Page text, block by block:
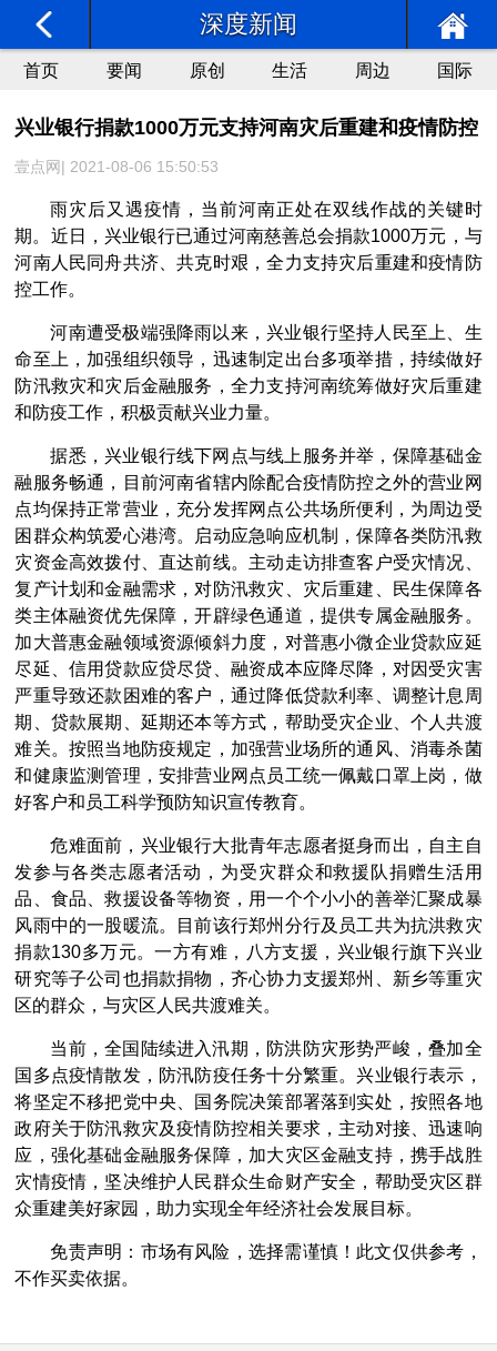
深度新闻
首页 要闻 原创 生活 周边 国际
兴业银行捐款1000万元支持河南灾后重建和疫情防控
壹点网| 2021-08-06 15:50:53
雨灾后又遇疫情，当前河南正处在双线作战的关键时
期。近日，兴业银行已通过河南慈善总会捐款1000万元，与
河南人民同舟共济、共克时艰，全力支持灾后重建和疫情防
控工作。
河南遭受极端强降雨以来，兴业银行坚持人民至上、生
命至上，加强组织领导，迅速制定出台多项举措，持续做好
防汛救灾和灾后金融服务，全力支持河南统筹做好灾后重建
和防疫工作，积极贡献兴业力量。
据悉，兴业银行线下网点与线上服务并举，保障基础金
融服务畅通，目前河南省辖内除配合疫情防控之外的营业网
点均保持正常营业，充分发挥网点公共场所便利，为周边受
困群众构筑爱心港湾。启动应急响应机制，保障各类防汛救
灾资金高效拨付、直达前线。主动走访排查客户受灾情况、
复产计划和金融需求，对防汛救灾、灾后重建、民生保障各
类主体融资优先保障，开辟绿色通道，提供专属金融服务。
加大普惠金融领域资源倾斜力度，对普惠小微企业贷款应延
尽延、信用贷款应贷尽贷、融资成本应降尽降，对因受灾害
严重导致还款困难的客户，通过降低贷款利率、调整计息周
期、贷款展期、延期还本等方式，帮助受灾企业、个人共渡
难关。按照当地防疫规定，加强营业场所的通风、消毒杀菌
和健康监测管理，安排营业网点员工统一佩戴口罩上岗，做
好客户和员工科学预防知识宣传教育。
危难面前，兴业银行大批青年志愿者挺身而出，自主自
发参与各类志愿者活动，为受灾群众和救援队捐赠生活用
品、食品、救援设备等物资，用一个个小小的善举汇聚成暴
风雨中的一股暖流。目前该行郑州分行及员工共为抗洪救灾
捐款130多万元。一方有难，八方支援，兴业银行旗下兴业
研究等子公司也捐款捐物，齐心协力支援郑州、新乡等重灾
区的群众，与灾区人民共渡难关。
当前，全国陆续进入汛期，防洪防灾形势严峻，叠加全
国多点疫情散发，防汛防疫任务十分繁重。兴业银行表示，
将坚定不移把党中央、国务院决策部署落到实处，按照各地
政府关于防汛救灾及疫情防控相关要求，主动对接、迅速响
应，强化基础金融服务保障，加大灾区金融支持，携手战胜
灾情疫情，坚决维护人民群众生命财产安全，帮助受灾区群
众重建美好家园，助力实现全年经济社会发展目标。
免责声明：市场有风险，选择需谨慎！此文仅供参考，
不作买卖依据。